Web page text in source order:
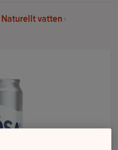
Naturellt vatten